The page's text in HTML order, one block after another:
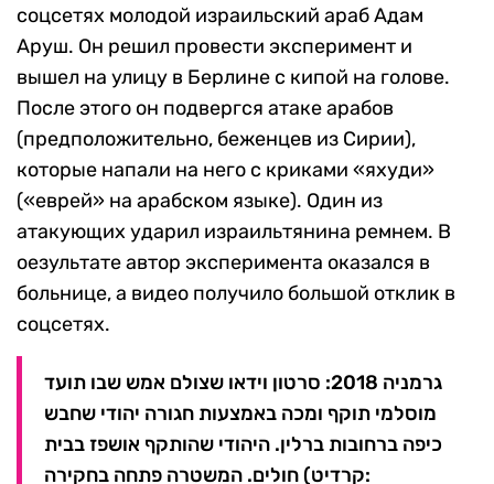
соцсетях молодой израильский араб Адам
Аруш. Он решил провести эксперимент и
вышел на улицу в Берлине с кипой на голове.
После этого он подвергся атаке арабов
(предположительно, беженцев из Сирии),
которые напали на него с криками «яхуди»
(«еврей» на арабском языке). Один из
атакующих ударил израильтянина ремнем. В
оезультате автор эксперимента оказался в
больнице, а видео получило большой отклик в
соцсетях.
גרמניה 2018: סרטון וידאו שצולם אמש שבו תועד
מוסלמי תוקף ומכה באמצעות חגורה יהודי שחבש
כיפה ברחובות ברלין. היהודי שהותקף אושפז בבית
חולים. המשטרה פתחה בחקירה (קרדיט: